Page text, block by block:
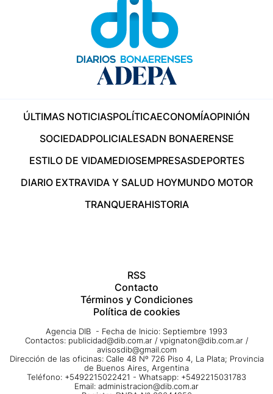
ÚLTIMAS NOTICIASPOLÍTICAECONOMÍAOPINIÓN
SOCIEDADPOLICIALESADN BONAERENSE
ESTILO DE VIDAMEDIOSEMPRESASDEPORTES
DIARIO EXTRAVIDA Y SALUD HOYMUNDO MOTOR
TRANQUERAHISTORIA
RSS
Contacto
Términos y Condiciones
Política de cookies
Agencia DIB - Fecha de Inicio: Septiembre 1993
Contactos: publicidad@dib.com.ar / vpignaton@dib.com.ar /
avisosdib@gmail.com
Dirección de las oficinas: Calle 48 Nº 726 Piso 4, La Plata; Provincia
de Buenos Aires, Argentina
Teléfono: +5492215022421 - Whatsapp: +5492215031783
Email: administracion@dib.com.ar